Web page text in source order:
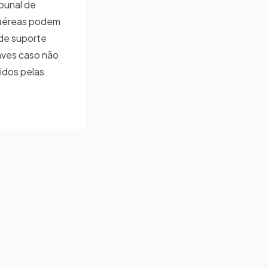
de
podem
suporte
caso não
pelas